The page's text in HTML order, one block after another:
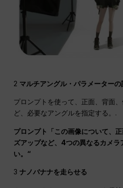
2 マルチアングル・パラメーターの
プロンプトを使って、正面、背面
ど、必要なアングルを指定する。.
プロンプト「この画像について、
ズアップなど、4つの異なるカメラ
い。“
3ナノバナナを走らせる